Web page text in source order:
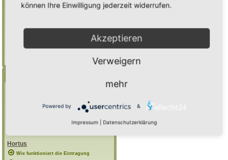
Mulchfindet "Mulch", Mulch*findet auch
Weitere Hilfe zur Suche
Foren-Übersicht
Hortus
Wie funktioniert die Eintragung
können Ihre Einwilligung jederzeit widerrufen.
Akzeptieren
Verweigern
mehr
Powered by &
Impressum Datenschutzerklärung